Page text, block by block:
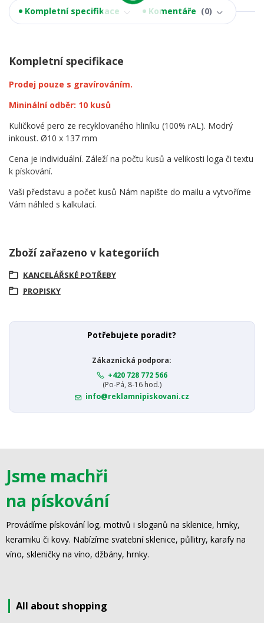
Kompletní specifikace Komentáře 0
Kompletní specifikace
Prodej pouze s gravírováním.
Mininální odběr: 10 kusů
Kuličkové pero ze recyklovaného hliníku (100% rAL). Modrý
inkoust. Ø10 x 137 mm
Cena je individuální. Záleží na počtu kusů a velikosti loga či textu
k pískování.
Vaši představu a počet kusů Nám napište do mailu a vytvoříme
Vám náhled s kalkulací.
Zboží zařazeno v kategoriích
KANCELÁŘSKÉ POTŘEBY
PROPISKY
Potřebujete poradit?
Zákaznická podpora:
+420 728 772 566
(Po-Pá, 8-16 hod.)
info@reklamnipiskovani.cz
Jsme machři
na pískování
Provádíme pískování log, motivů i sloganů na sklenice, hrnky,
keramiku či kovy. Nabízíme svatební sklenice, půllitry, karafy na
víno, skleničky na víno, džbány, hrnky.
All about shopping